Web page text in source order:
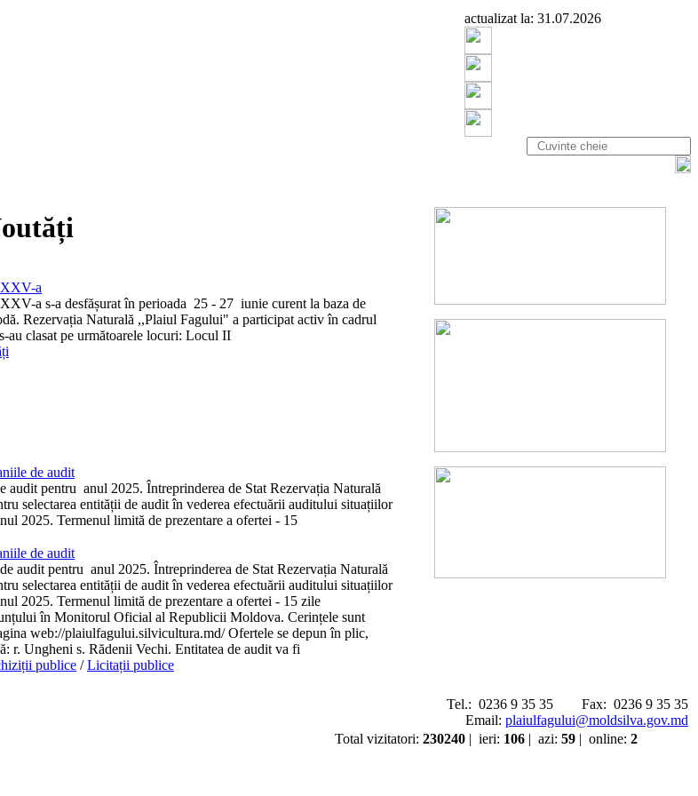
actualizat la: 31.07.2026
XXV-a
a s-a desfășurat în perioada 25 - 27 iunie curent la baza de
Rezervația Naturală ,,Plaiul Fagului" a participat activ în cadrul
au clasat pe următoarele locuri: Locul II
de audit
audit pentru anul 2025. Întreprinderea de Stat Rezervația Naturală
selectarea entității de audit în vederea efectuării auditului situațiilor
2025. Termenul limită de prezentare a ofertei - 15
de audit
audit pentru anul 2025. Întreprinderea de Stat Rezervația Naturală
selectarea entității de audit în vederea efectuării auditului situațiilor
2025. Termenul limită de prezentare a ofertei - 15 zile
în Monitorul Oficial al Republicii Moldova. Cerințele sunt
web://plaiulfagului.silvicultura.md/ Ofertele se depun în plic,
r. Ungheni s. Rădenii Vechi. Entitatea de audit va fi
publice /Licitații publice
Tel.: 0236 9 35 35 Fax: 0236 9 35 35
Email: plaiulfagului@moldsilva.gov.md
Total vizitatori: 230240 | ieri: 106 | azi: 59 | online: 2